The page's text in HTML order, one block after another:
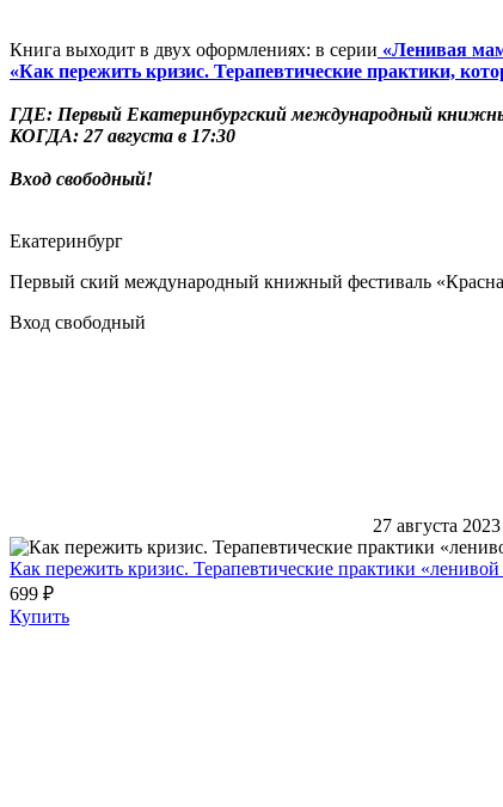
Книга выходит в двух оформлениях: в серии «Ленивая
«Как пережить кризис. Терапевтические практики,
ГДЕ: Первый Екатеринбургский международный
КОГДА: 27 августа в 17:30
Вход свободный!
Екатеринбург
Первый ский международный книжный фестиваль
Вход свободный
27 августа
Как пережить кризис. Терапевтические практики
699 ₽
Купить